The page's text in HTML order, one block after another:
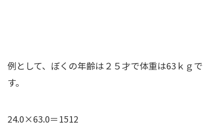
例として、ぼくの年齢は２５才で体重は63ｋｇで
す。
24.0×63.0＝1512